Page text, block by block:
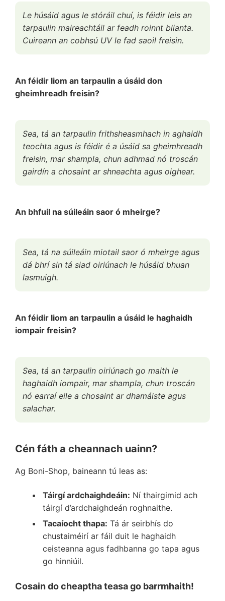
Le húsáid agus le stóráil chuí, is féidir leis an
tarpaulin maireachtáil ar feadh roinnt blianta.
Cuireann an cobhsú UV le fad saoil freisin.
An féidir liom an tarpaulin a úsáid don
gheimhreadh freisin?
Sea, tá an tarpaulin frithsheasmhach in aghaidh
teochta agus is féidir é a úsáid sa gheimhreadh
freisin, mar shampla, chun adhmad nó troscán
gairdín a chosaint ar shneachta agus oighear.
An bhfuil na súileáin saor ó mheirge?
Sea, tá na súileáin miotail saor ó mheirge agus
dá bhrí sin tá siad oiriúnach le húsáid bhuan
lasmuigh.
An féidir liom an tarpaulin a úsáid le haghaidh
iompair freisin?
Sea, tá an tarpaulin oiriúnach go maith le
haghaidh iompair, mar shampla, chun troscán
nó earraí eile a chosaint ar dhamáiste agus
salachar.
Cén fáth a cheannach uainn?
Ag Boni-Shop, baineann tú leas as:
Táirgí ardchaighdeáin: Ní thairgimid ach
táirgí d’ardchaighdeán roghnaithe.
Tacaíocht thapa: Tá ár seirbhís do
chustaiméirí ar fáil duit le haghaidh
ceisteanna agus fadhbanna go tapa agus
go hinniúil.
Cosain do cheaptha teasa go barrmhaith!